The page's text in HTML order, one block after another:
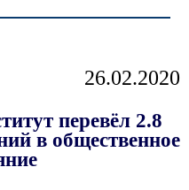
26.02.2020
перевёл 2.8
в общественное